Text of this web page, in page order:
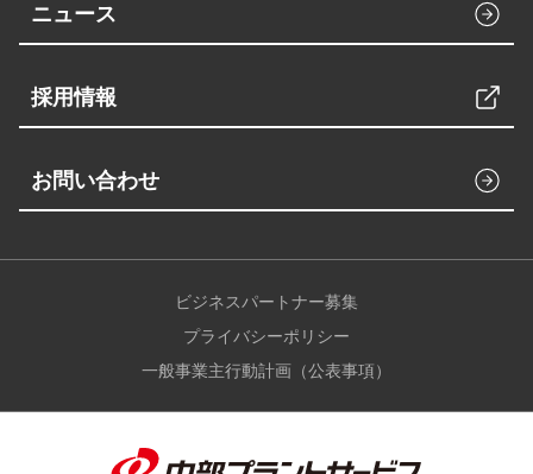
ニュース
採用情報
お問い合わせ
ビジネスパートナー募集
プライバシーポリシー
一般事業主行動計画（公表事項）